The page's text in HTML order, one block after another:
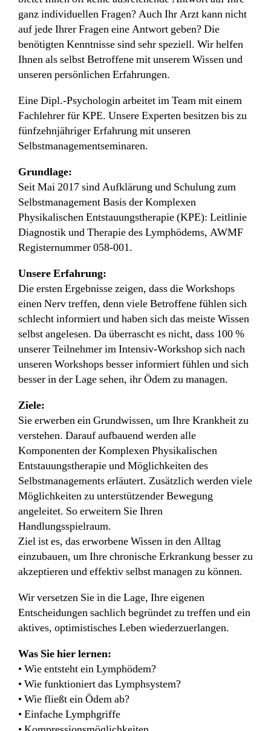
ganz individuellen Fragen? Auch Ihr Arzt kann nicht
auf jede Ihrer Fragen eine Antwort geben? Die
benötigten Kenntnisse sind sehr speziell. Wir helfen
Ihnen als selbst Betroffene mit unserem Wissen und
unseren persönlichen Erfahrungen.
Eine Dipl.-Psychologin arbeitet im Team mit einem
Fachlehrer für KPE. Unsere Experten besitzen bis zu
fünfzehnjähriger Erfahrung mit unseren
Selbstmanagementseminaren.
Grundlage:
Seit Mai 2017 sind Aufklärung und Schulung zum
Selbstmanagement Basis der Komplexen
Physikalischen Entstauungstherapie (KPE): Leitlinie
Diagnostik und Therapie des Lymphödems, AWMF
Registernummer 058-001.
Unsere Erfahrung:
Die ersten Ergebnisse zeigen, dass die Workshops
einen Nerv treffen, denn viele Betroffene fühlen sich
schlecht informiert und haben sich das meiste Wissen
selbst angelesen. Da überrascht es nicht, dass 100 %
unserer Teilnehmer im Intensiv-Workshop sich nach
unseren Workshops besser informiert fühlen und sich
besser in der Lage sehen, ihr Ödem zu managen.
Ziele:
Sie erwerben ein Grundwissen, um Ihre Krankheit zu
verstehen. Darauf aufbauend werden alle
Komponenten der Komplexen Physikalischen
Entstauungstherapie und Möglichkeiten des
Selbstmanagements erläutert. Zusätzlich werden viele
Möglichkeiten zu unterstützender Bewegung
angeleitet. So erweitern Sie Ihren
Handlungsspielraum.
Ziel ist es, das erworbene Wissen in den Alltag
einzubauen, um Ihre chronische Erkrankung besser zu
akzeptieren und effektiv selbst managen zu können.
Wir versetzen Sie in die Lage, Ihre eigenen
Entscheidungen sachlich begründet zu treffen und ein
aktives, optimistisches Leben wiederzuerlangen.
Was Sie hier lernen:
• Wie entsteht ein Lymphödem?
• Wie funktioniert das Lymphsystem?
• Wie fließt ein Ödem ab?
• Einfache Lymphgriffe